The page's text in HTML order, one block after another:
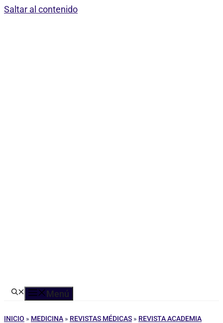
Saltar al contenido
Menú
INICIO » MEDICINA » REVISTAS MÉDICAS » REVISTA ACADEMIA